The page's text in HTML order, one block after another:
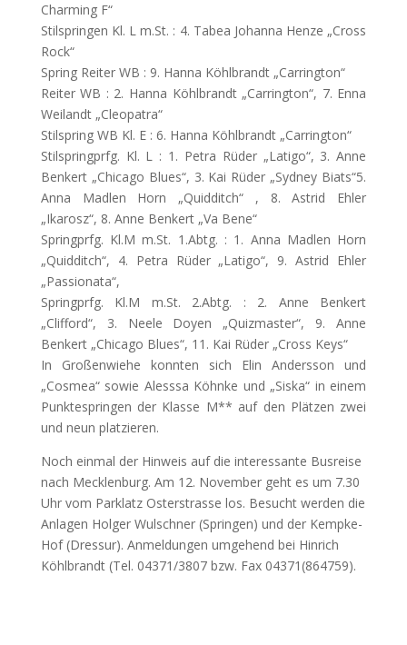
Charming F“
Stilspringen Kl. L m.St. : 4. Tabea Johanna Henze „Cross
Rock“
Spring Reiter WB : 9. Hanna Köhlbrandt „Carrington“
Reiter WB : 2. Hanna Köhlbrandt „Carrington“, 7. Enna
Weilandt „Cleopatra“
Stilspring WB Kl. E : 6. Hanna Köhlbrandt „Carrington“
Stilspringprfg. Kl. L : 1. Petra Rüder „Latigo“, 3. Anne
Benkert „Chicago Blues“, 3. Kai Rüder „Sydney Biats“5.
Anna Madlen Horn „Quidditch“ , 8. Astrid Ehler
„Ikarosz“, 8. Anne Benkert „Va Bene“
Springprfg. Kl.M m.St. 1.Abtg. : 1. Anna Madlen Horn
„Quidditch“, 4. Petra Rüder „Latigo“, 9. Astrid Ehler
„Passionata“,
Springprfg. Kl.M m.St. 2.Abtg. : 2. Anne Benkert
„Clifford“, 3. Neele Doyen „Quizmaster“, 9. Anne
Benkert „Chicago Blues“, 11. Kai Rüder „Cross Keys“
In Großenwiehe konnten sich Elin Andersson und
„Cosmea“ sowie Alesssa Köhnke und „Siska“ in einem
Punktespringen der Klasse M** auf den Plätzen zwei
und neun platzieren.
Noch einmal der Hinweis auf die interessante Busreise
nach Mecklenburg. Am 12. November geht es um 7.30
Uhr vom Parklatz Osterstrasse los. Besucht werden die
Anlagen Holger Wulschner (Springen) und der Kempke-
Hof (Dressur). Anmeldungen umgehend bei Hinrich
Köhlbrandt (Tel. 04371/3807 bzw. Fax 04371(864759).